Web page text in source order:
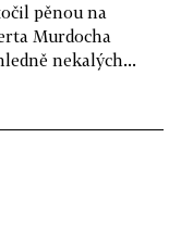
pěnou na
Murdocha
nekalých...